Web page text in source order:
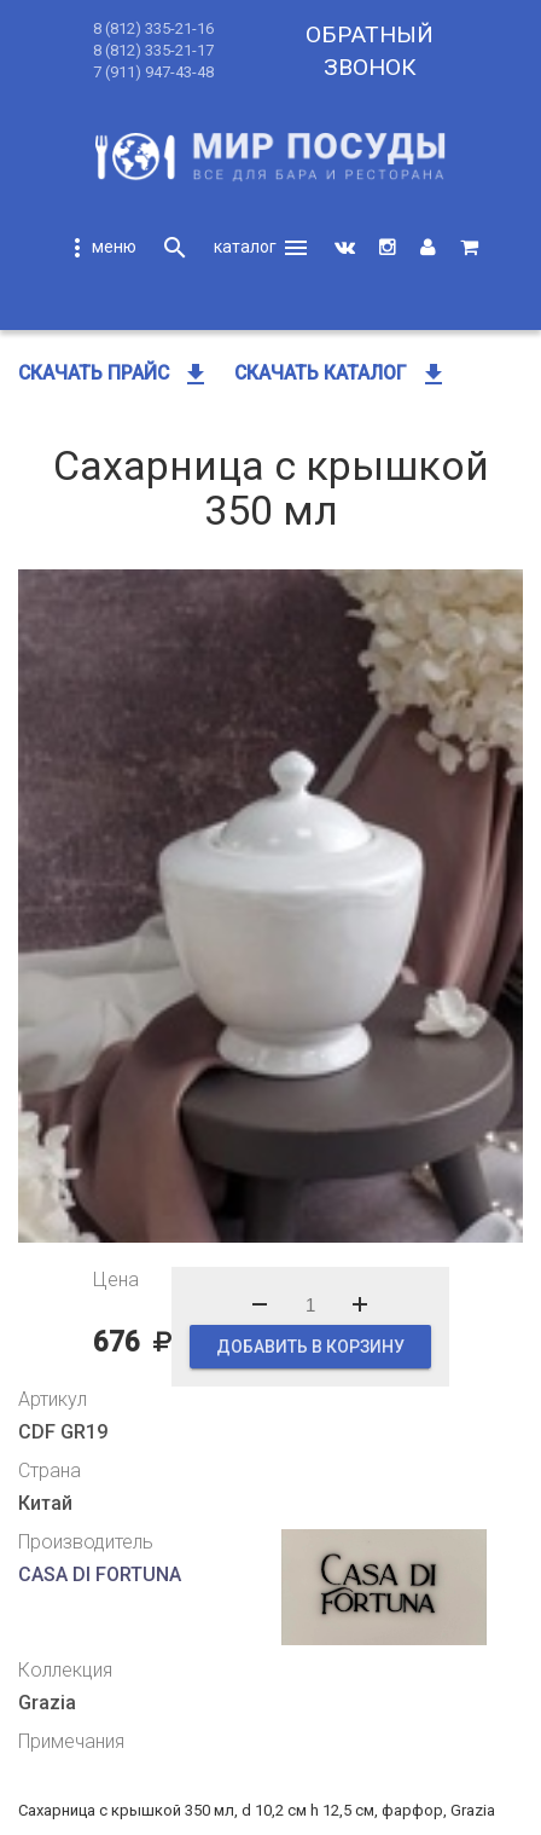
8 (812) 335-21-16
8 (812) 335-21-17
7 (911) 947-43-48
ОБРАТНЫЙ
ЗВОНОК
more_vert search
menu
СКАЧАТЬ ПРАЙС get_app СКАЧАТЬ КАТАЛОГ get_app
Сахарница с крышкой
350 мл
Цена
676 ДОБАВИТЬ В КОРЗИНУ
Артикул
CDF GR19
Страна
Китай
Производитель
CASA DI FORTUNA
Коллекция
Grazia
Примечания
Сахарница с крышкой 350 мл, d 10,2 см h 12,5 см, фарфор, Grazia